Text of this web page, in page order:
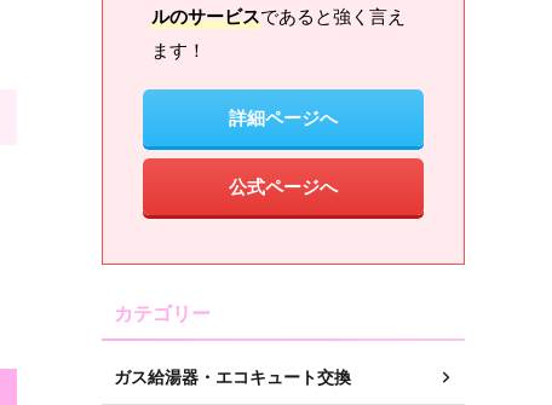
ルのサービスであると強く言え
ます！
詳細ページへ
公式ページへ
カテゴリー
ガス給湯器・エコキュート交換